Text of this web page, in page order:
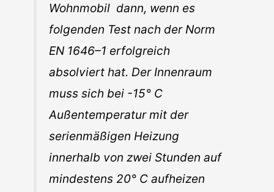
Wohnmobil dann, wenn es
folgenden Test nach der Norm
EN 1646–1 erfolgreich
absolviert hat. Der Innenraum
muss sich bei -15° C
Außentemperatur mit der
serienmäßigen Heizung
innerhalb von zwei Stunden auf
mindestens 20° C aufheizen